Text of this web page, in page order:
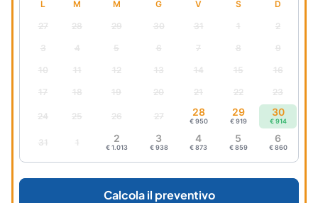
L M M G V S D
27 28 29 30 31 1 2
3 4 5 6 7 8 9
10 11 12 13 14 15 16
17 18 19 20 21 22 23
24 25 26 27 28
€ 950
29
€ 919
30
€ 914
31 1 2
€ 1.013
3
€ 938
4
€ 873
5
€ 859
6
€ 860
Calcola il preventivo